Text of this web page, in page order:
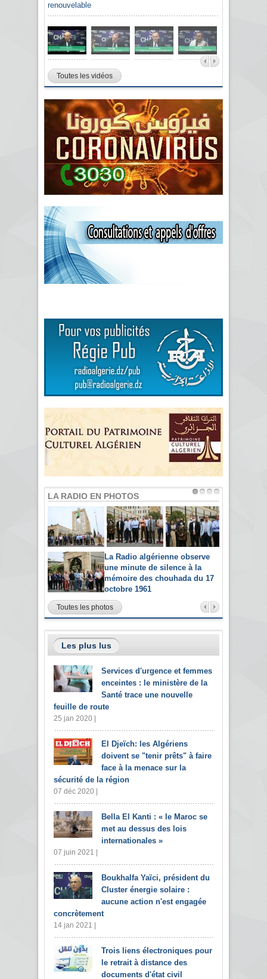
renouvelable
Toutes les vidéos
LA RADIO EN PHOTOS
La Radio algérienne observe
une minute de silence à la
mémoire des chouhada du 17
octobre 1961
Toutes les photos
Les plus lus
Services d'urgence et femmes
enceintes : le ministère de la
Santé trace une nouvelle
feuille de route
25 jan 2020 |
El Djeïch: les Algériens
doivent se "tenir prêts" à faire
face à la menace sur la
sécurité de la région
07 déc 2020 |
Bella El Kanti : « le Maroc se
met au dessus des lois
internationales »
07 juin 2021 |
Boukhalfa Yaïci, président du
Cluster énergie solaire :
aucune action n'est engagée
concrètement
14 jan 2021 |
Trois liens électroniques pour
le retrait à distance des
documents d'état civil